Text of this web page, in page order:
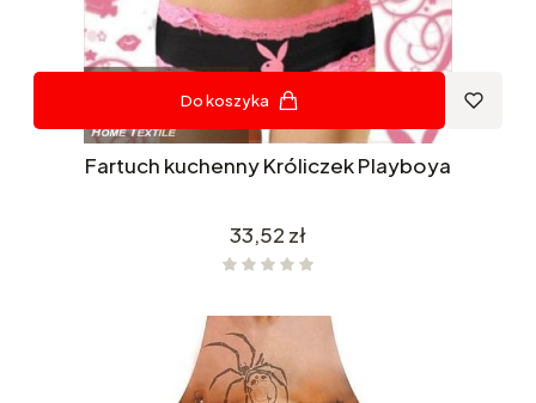
Do koszyka
Fartuch kuchenny Króliczek Playboya
Cena
33,52 zł